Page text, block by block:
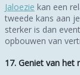
Jaloezie kan een
tweede kans aan
sterker is dan
opbouwen van
17. Geniet van het